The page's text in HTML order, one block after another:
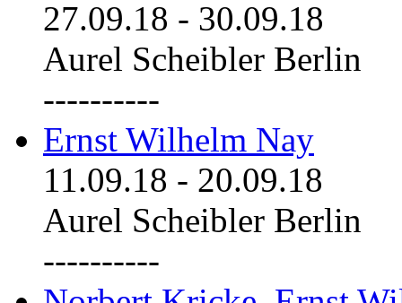
27.09.18 - 30.09.18
Aurel Scheibler Berlin
----------
Ernst Wilhelm Nay
11.09.18 - 20.09.18
Aurel Scheibler Berlin
----------